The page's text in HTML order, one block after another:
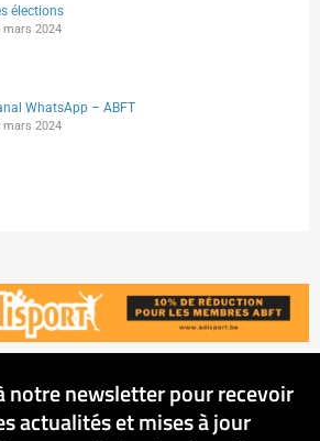
élections
mars 2024
WhatsApp – ABFT
mars 2024
notre newsletter pour recevoir
actualités et mises à jour